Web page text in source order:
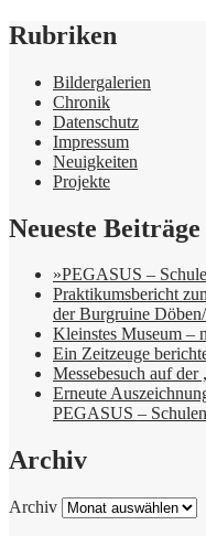
Rubriken
Bildergalerien
Chronik
Datenschutz
Impressum
Neuigkeiten
Projekte
Neueste Beiträge
»PEGASUS –
Praktikumsbericht
der Burgruine
Kleinstes Museum –
Ein Zeitzeuge
Messebesuch auf der
Erneute
PEGASUS –
Archiv
Archiv